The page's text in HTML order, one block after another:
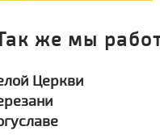
же мы
Церкви